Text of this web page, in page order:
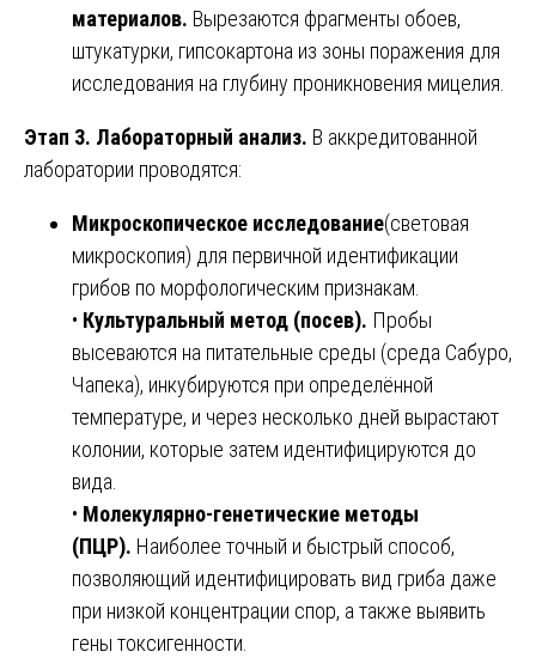
материалов. Вырезаются фрагменты обоев,
штукатурки, гипсокартона из зоны поражения для
исследования на глубину проникновения мицелия.
Этап 3. Лабораторный анализ. В аккредитованной
лаборатории проводятся:
Микроскопическое исследование(световая
микроскопия) для первичной идентификации
грибов по морфологическим признакам.
• Культуральный метод (посев). Пробы
высеваются на питательные среды (среда Сабуро,
Чапека), инкубируются при определённой
температуре, и через несколько дней вырастают
колонии, которые затем идентифицируются до
вида.
• Молекулярно-генетические методы
(ПЦР). Наиболее точный и быстрый способ,
позволяющий идентифицировать вид гриба даже
при низкой концентрации спор, а также выявить
гены токсигенности.